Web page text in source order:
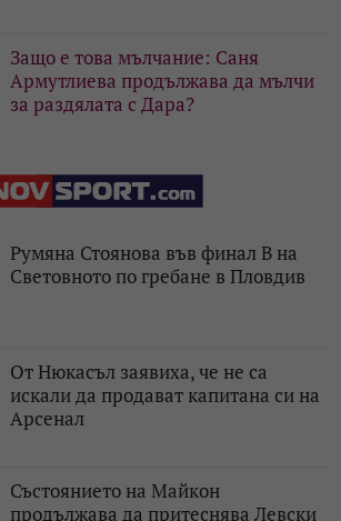
Защо е това мълчание: Саня
Армутлиева продължава да мълчи
за раздялата с Дара?
Румяна Стоянова във финал B на
Световното по гребане в Пловдив
От Нюкасъл заявиха, че не са
искали да продават капитана си на
Арсенал
Състоянието на Майкон
продължава да притеснява Левски